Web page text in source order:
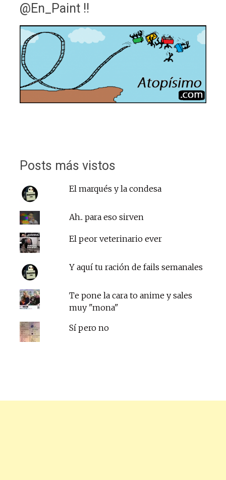
@En_Paint !!
Posts más vistos
El marqués y la condesa
Ah.. para eso sirven
El peor veterinario ever
Y aquí tu ración de fails semanales
Te pone la cara to anime y sales
muy "mona"
Sí pero no